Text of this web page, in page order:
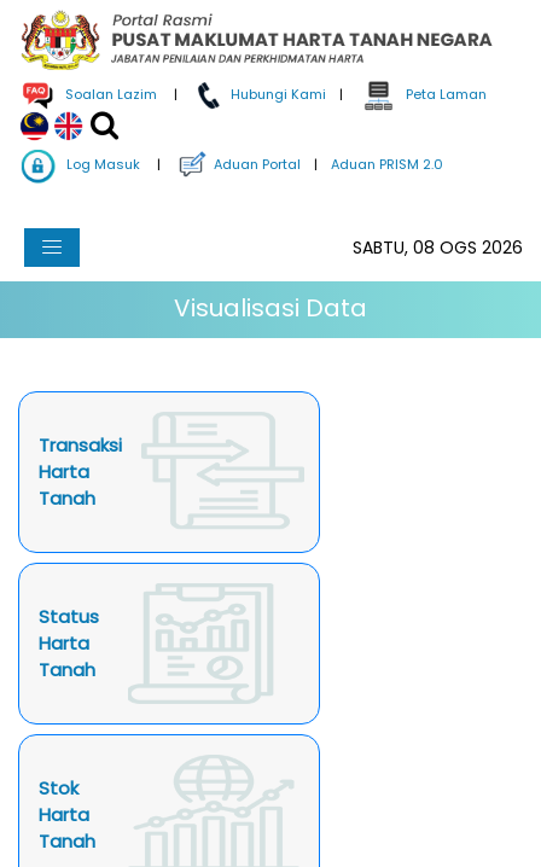
Soalan Lazim | Hubungi Kami | Peta Laman
Log Masuk | Aduan Portal | Aduan PRISM 2.0
SABTU, 08 OGS 2026
Visualisasi Data
Transaksi
Harta
Tanah
Status
Harta
Tanah
Stok
Harta
Tanah